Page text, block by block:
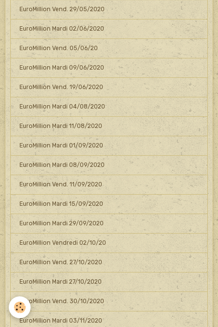
EuroMillion Vend. 29/05/2020
EuroMillion Mardi 02/06/2020
EuroMillion Vend. 05/06/20
EuroMillion Mardi 09/06/2020
EuroMillion Vend. 19/06/2020
EuroMillion Mardi 04/08/2020
EuroMillion Mardi 11/08/2020
EuroMillion Mardi 01/09/2020
EuroMillion Mardi 08/09/2020
EuroMillion Vend. 11/09/2020
EuroMillion Mardi 15/09/2020
EuroMillion Mardi 29/09/2020
EuroMillion Vendredi 02/10/20
EuroMillion Vend. 27/10/2020
EuroMillion Mardi 27/10/2020
EuroMillion Vend. 30/10/2020
EuroMillion Mardi 03/11/2020